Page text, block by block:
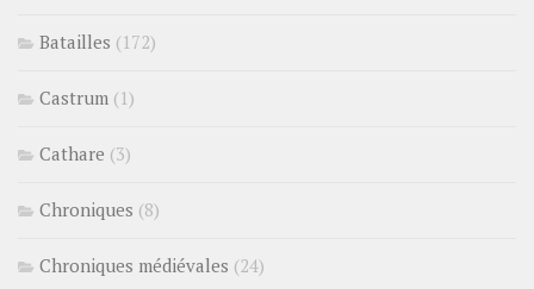
Batailles (172)
Castrum (1)
Cathare (3)
Chroniques (8)
Chroniques médiévales (24)